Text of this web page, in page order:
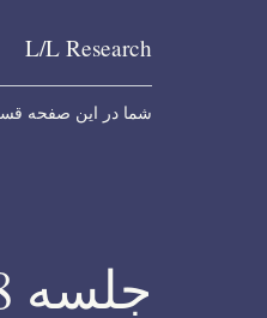
Skip to content
L/L Research
شما در این صفحه
جلسه 78